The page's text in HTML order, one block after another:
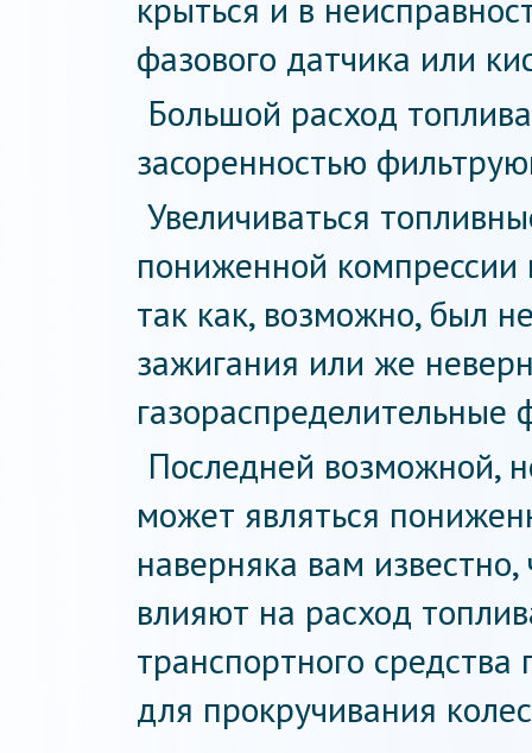
крыться и в
фазового датчика или
Большой расход
засоренностью
Увеличиваться
пониженной
так как, возможно, был
зажигания или же
газораспределительные
Последней возможной,
может являться
наверняка вам
влияют на расход
транспортного
для прокручивания